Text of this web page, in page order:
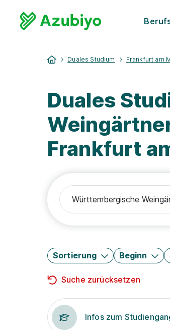
Duales Studium Frankfurt am
Duales
Frankfurt
Sortierung Beginn
Suche zurücksetzen
Infos zum